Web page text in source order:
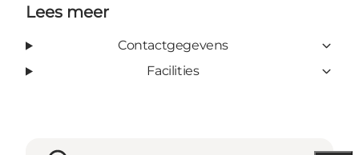
Lees meer
Contactgegevens
Facilities